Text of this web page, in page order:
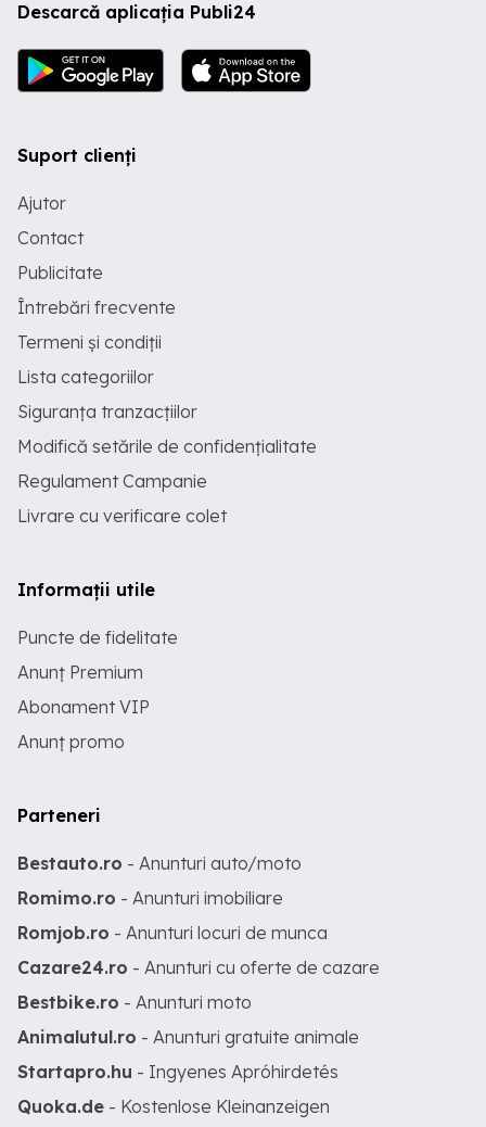
Descarcă aplicația Publi24
Suport clienți
Ajutor
Contact
Publicitate
Întrebări frecvente
Termeni și condiții
Lista categoriilor
Siguranța tranzacțiilor
Modifică setările de confidențialitate
Regulament Campanie
Livrare cu verificare colet
Informații utile
Puncte de fidelitate
Anunț Premium
Abonament VIP
Anunț promo
Parteneri
Bestauto.ro - Anunturi auto/moto
Romimo.ro - Anunturi imobiliare
Romjob.ro - Anunturi locuri de munca
Cazare24.ro - Anunturi cu oferte de cazare
Bestbike.ro - Anunturi moto
Animalutul.ro - Anunturi gratuite animale
Startapro.hu - Ingyenes Apróhirdetés
Quoka.de - Kostenlose Kleinanzeigen